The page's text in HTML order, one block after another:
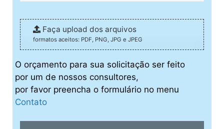
Faça upload dos arquivos
formatos aceitos: PDF, PNG, JPG e JPEG
O orçamento para sua solicitação ser feito
por um de nossos consultores,
por favor preencha o formulário no menu
Contato